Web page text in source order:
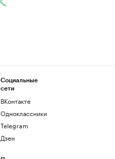
Социальные
сети
ВКонтакте
Одноклассники
Telegram
Дзен